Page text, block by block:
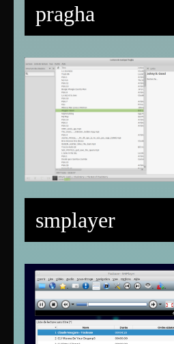
pragha
smplayer